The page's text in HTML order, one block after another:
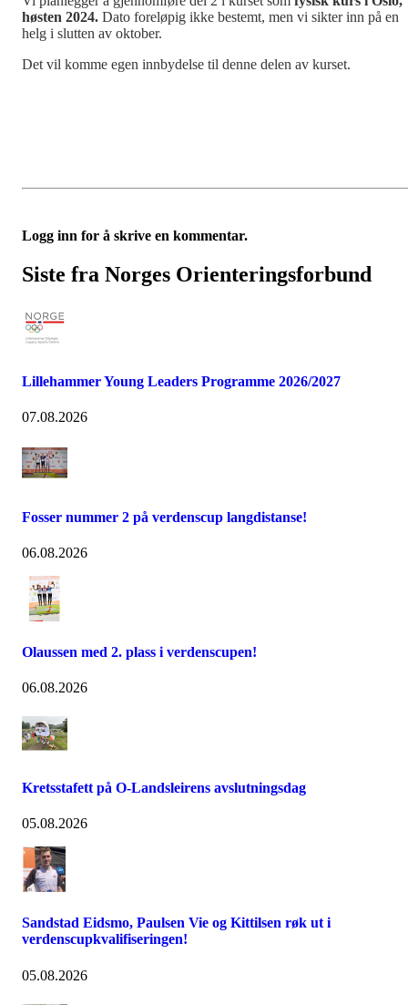
høsten 2024. Dato foreløpig ikke bestemt, men vi sikter inn på en
helg i slutten av oktober.
Det vil komme egen innbydelse til denne delen av kurset.
Logg inn for å skrive en kommentar.
Siste fra Norges Orienteringsforbund
Lillehammer Young Leaders Programme 2026/2027
07.08.2026
Fosser nummer 2 på verdenscup langdistanse!
06.08.2026
Olaussen med 2. plass i verdenscupen!
06.08.2026
Kretsstafett på O-Landsleirens avslutningsdag
05.08.2026
Sandstad Eidsmo, Paulsen Vie og Kittilsen røk ut i
verdenscupkvalifiseringen!
05.08.2026